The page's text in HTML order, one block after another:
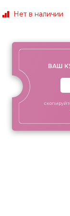
Нет в наличии
ВАШ